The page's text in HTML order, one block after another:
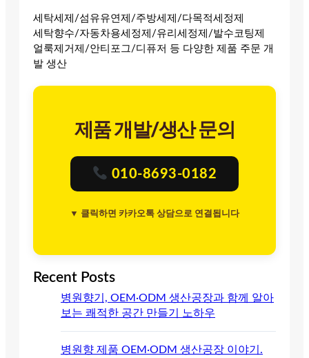
세탁세제/섬유유연제/주방세제/다목적세정제
세탁향수/자동차용세정제/유리세정제/발수코팅제
얼룩제거제/안티포그/디퓨저 등 다양한 제품 주문 개
발 생산
제품 개발/생산 문의
010-8693-0182
▼ 클릭하면 카카오톡 상담으로 연결됩니다
Recent Posts
병원향기, OEM·ODM 생산공장과 함께 알아
보는 쾌적한 공간 만들기 노하우
병원향 제품 OEM·ODM 생산공장 이야기.